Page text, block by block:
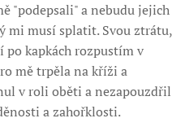
"podepsali" a nebudu jejich
mi musí splatit. Svou ztrátu,
kapkách rozpustím v
mě trpěla na kříži a
v roli oběti a nezapouzdřil
a zahořklosti.